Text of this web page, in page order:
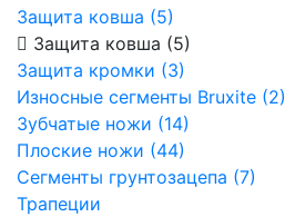
Защита ковша (5)
Защита ковша (5)
Защита кромки (3)
Износные сегменты Bruxite (2)
Зубчатые ножи (14)
Плоские ножи (44)
Сегменты грунтозацепа (7)
Трапеции